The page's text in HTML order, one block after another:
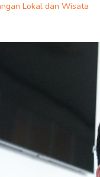
Lokal dan Wisata